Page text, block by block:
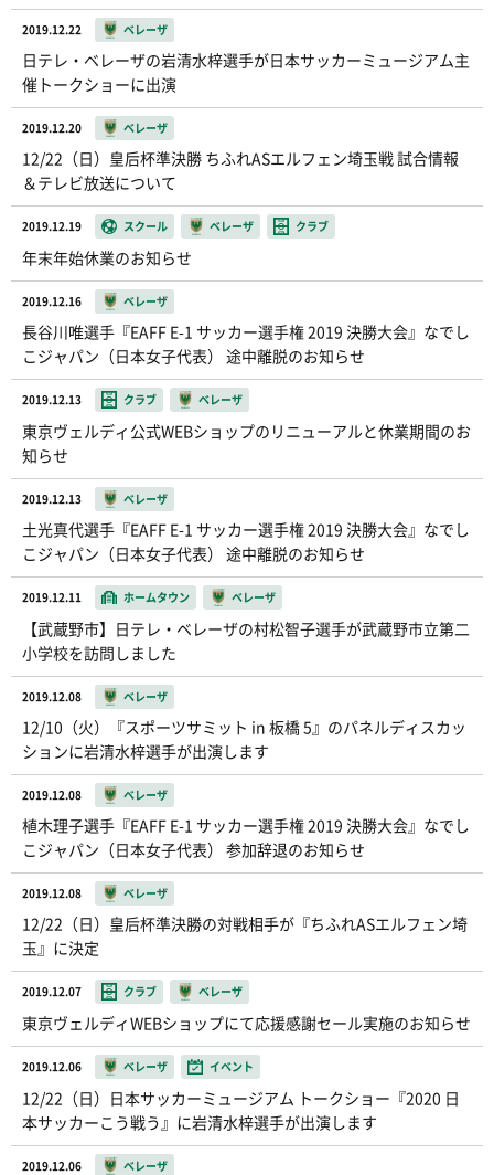
2019.12.22 ベレーザ
日テレ・ベレーザの岩清水梓選手が日本サッカーミュージアム主
催トークショーに出演
2019.12.20 ベレーザ
12/22（日）皇后杯準決勝 ちふれASエルフェン埼玉戦 試合情報
＆テレビ放送について
2019.12.19 スクール ベレーザ クラブ
年末年始休業のお知らせ
2019.12.16 ベレーザ
長谷川唯選手『EAFF E-1 サッカー選手権 2019 決勝大会』なでし
こジャパン（日本女子代表） 途中離脱のお知らせ
2019.12.13 クラブ ベレーザ
東京ヴェルディ公式WEBショップのリニューアルと休業期間のお
知らせ
2019.12.13 ベレーザ
土光真代選手『EAFF E-1 サッカー選手権 2019 決勝大会』なでし
こジャパン（日本女子代表） 途中離脱のお知らせ
2019.12.11 ホームタウン ベレーザ
【武蔵野市】日テレ・ベレーザの村松智子選手が武蔵野市立第二
小学校を訪問しました
2019.12.08 ベレーザ
12/10（火）『スポーツサミット in 板橋 5』のパネルディスカッ
ションに岩清水梓選手が出演します
2019.12.08 ベレーザ
植木理子選手『EAFF E-1 サッカー選手権 2019 決勝大会』なでし
こジャパン（日本女子代表） 参加辞退のお知らせ
2019.12.08 ベレーザ
12/22（日）皇后杯準決勝の対戦相手が『ちふれASエルフェン埼
玉』に決定
2019.12.07 クラブ ベレーザ
東京ヴェルディWEBショップにて応援感謝セール実施のお知らせ
2019.12.06 ベレーザ イベント
12/22（日）日本サッカーミュージアム トークショー『2020 日
本サッカーこう戦う』に岩清水梓選手が出演します
2019.12.06 ベレーザ